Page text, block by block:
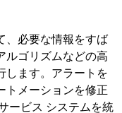
、必要な情報をすば
ルゴリズムなどの高
します。アラートを
トメーションを修正
ービス システムを統